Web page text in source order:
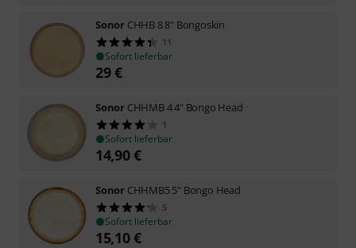
Sonor CHHB 8 8" Bongoskin
11
Sofort lieferbar
29€
Sonor CHHMB 4 4" Bongo Head
1
Sofort lieferbar
14,90€
Sonor CHHMB5 5" Bongo Head
5
Sofort lieferbar
15,10€